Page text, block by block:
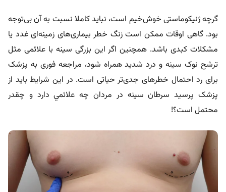
گرچه ژنیکوماستی خوش‌خیم است، نباید کاملا نسبت به آن بی‌توجه
بود. گاهی اوقات ممکن است زنگ خطر بیماری‌های زمینه‌ای غدد یا
مشکلات کبدی باشد. همچنین اگر این بزرگی سینه با علائمی مثل
ترشح نوک سینه و درد شدید همراه شود، مراجعه فوری به پزشک
برای رد احتمال خطر‌های جدی‌تر حیاتی است. در این شرایط باید از
پزشک پرسید سرطان سينه در مردان چه علائمي دارد و چقدر
محتمل است؟!